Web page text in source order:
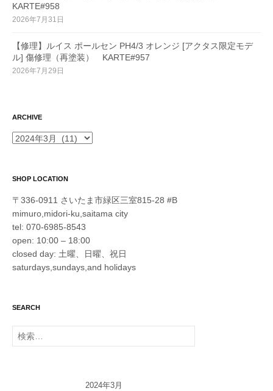
KARTE#958
2026年7月31日
【修理】ルイス ポールセン PH4/3 オレンジ [アクタス限定モデ
ル] 傷修理（再塗装） KARTE#957
2026年7月29日
ARCHIVE
ARCHIVE
SHOP LOCATION
〒336-0911 さいたま市緑区三室815-28 #B
mimuro,midori-ku,saitama city
tel: 070-6985-8543
open: 10:00 – 18:00
closed day: 土曜、日曜、祝日
saturdays,sundays,and holidays
SEARCH
検
索:
2024年3月